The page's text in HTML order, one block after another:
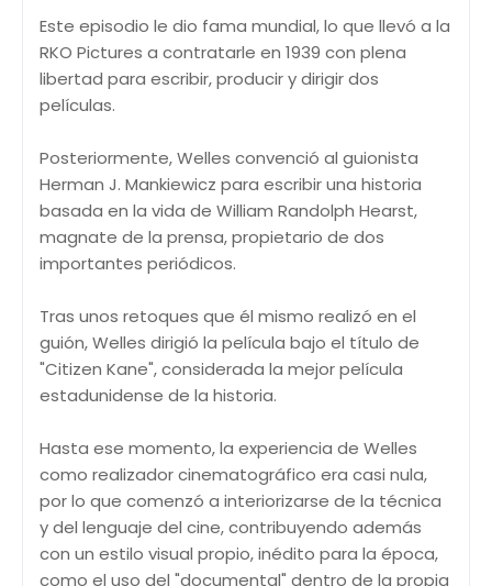
Este episodio le dio fama mundial, lo que llevó a la
RKO Pictures a contratarle en 1939 con plena
libertad para escribir, producir y dirigir dos
películas.
Posteriormente, Welles convenció al guionista
Herman J. Mankiewicz para escribir una historia
basada en la vida de William Randolph Hearst,
magnate de la prensa, propietario de dos
importantes periódicos.
Tras unos retoques que él mismo realizó en el
guión, Welles dirigió la película bajo el título de
"Citizen Kane", considerada la mejor película
estadunidense de la historia.
Hasta ese momento, la experiencia de Welles
como realizador cinematográfico era casi nula,
por lo que comenzó a interiorizarse de la técnica
y del lenguaje del cine, contribuyendo además
con un estilo visual propio, inédito para la época,
como el uso del "documental" dentro de la propia